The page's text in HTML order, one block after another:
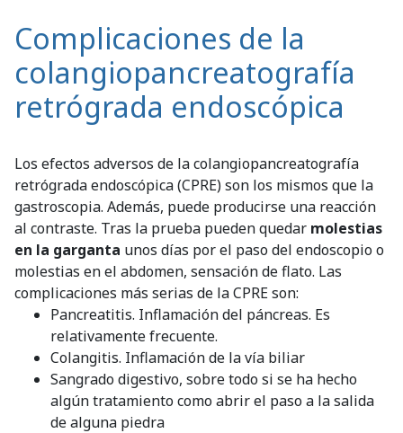
Complicaciones de la
colangiopancreatografía
retrógrada endoscópica
Los efectos adversos de la colangiopancreatografía
retrógrada endoscópica (CPRE) son los mismos que la
gastroscopia. Además, puede producirse una reacción
al contraste. Tras la prueba pueden quedar molestias
en la garganta unos días por el paso del endoscopio o
molestias en el abdomen, sensación de flato. Las
complicaciones más serias de la CPRE son:
Pancreatitis. Inflamación del páncreas. Es
relativamente frecuente.
Colangitis. Inflamación de la vía biliar
Sangrado digestivo, sobre todo si se ha hecho
algún tratamiento como abrir el paso a la salida
de alguna piedra